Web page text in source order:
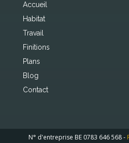
Accueil
Habitat
Travail
Finitions
Plans
Blog
Contact
N° d'entreprise BE 0783 646 568-